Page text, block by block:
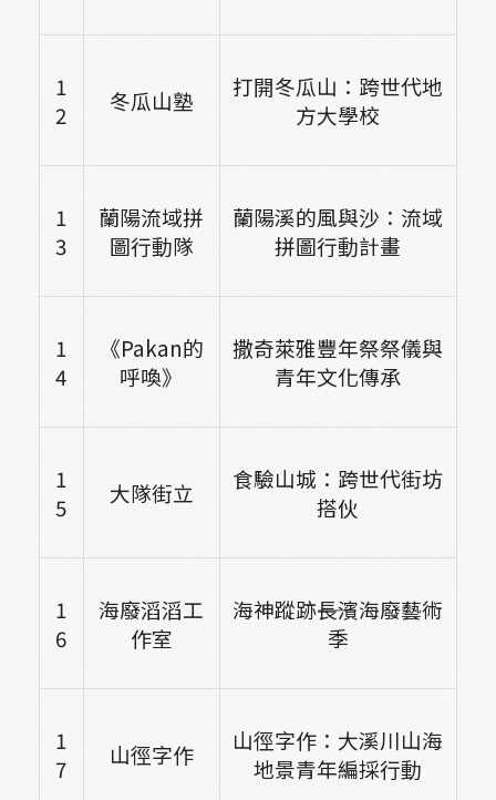
1
2
冬瓜山塾
打開冬瓜山：跨世代地
方大學校
1
3
蘭陽流域拼
圖行動隊
蘭陽溪的風與沙：流域
拼圖行動計畫
1
4
《Pakan的
呼喚》
撒奇萊雅豐年祭祭儀與
青年文化傳承
1
5
大隊街立
食驗山城：跨世代街坊
搭伙
1
6
海廢滔滔工
作室
海神蹤跡――長濱海廢藝術
季
1
7
山徑字作
山徑字作：大溪川山海
地景青年編採行動